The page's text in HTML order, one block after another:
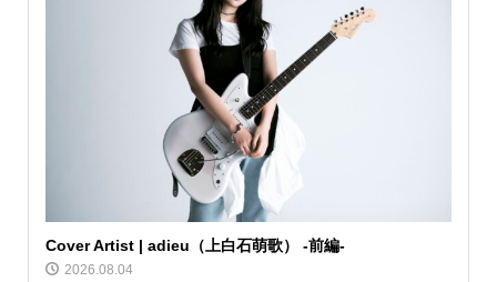
Cover Artist | adieu（上白石萌歌） -前編-
2026.08.04